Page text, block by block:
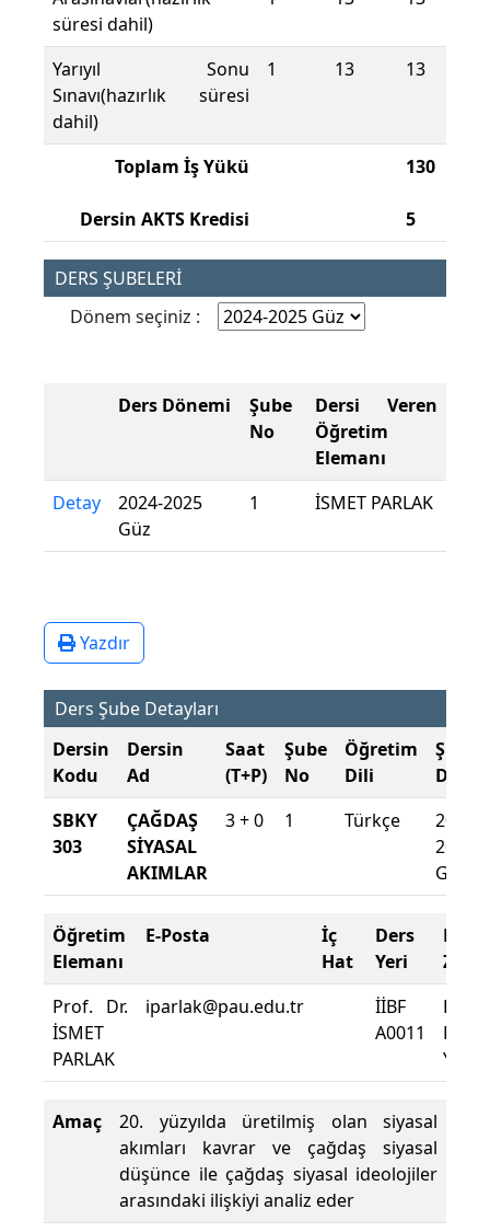
süresi dahil)
Yarıyıl Sonu
Sınavı(hazırlık süresi
dahil)
1 13 13
Toplam İş Yükü
Dersin AKTS Kredisi
130
5
DERS ŞUBELERİ
Dönem seçiniz :
Ders Dönemi
Şube
No
Dersi Veren
Öğretim
Elemanı
Detay
2024-2025
Güz
1 İSMET PARLAK
Yazdır
Ders Şube Detayları
Dersin
Kodu
Dersin
Ad
Saat
(T+P)
Şube
No
Öğretim
Dili
Şube
SBKY
303
ÇAĞDAŞ
SİYASAL
AKIMLAR
3 + 0 1 Türkçe
2024-
2025
Güz
Öğretim
Elemanı
E-Posta
İç
Hat
Ders
Yeri
Prof. Dr.
İSMET
PARLAK
iparlak@pau.edu.tr
İİBF
A0011
Amaç
20. yüzyılda üretilmiş olan siyasal
akımları kavrar ve çağdaş siyasal
düşünce ile çağdaş siyasal ideolojiler
arasındaki ilişkiyi analiz eder